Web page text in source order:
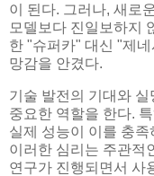
이 된다. 그러나, 새로
모델보다 진일보하지
한 "슈퍼카" 대신 "제
망감을 안겼다.
기술 발전의 기대와 실
중요한 역할을 한다.
실제 성능이 이를 충
이러한 심리는 주관적
연구가 진행되면서 사